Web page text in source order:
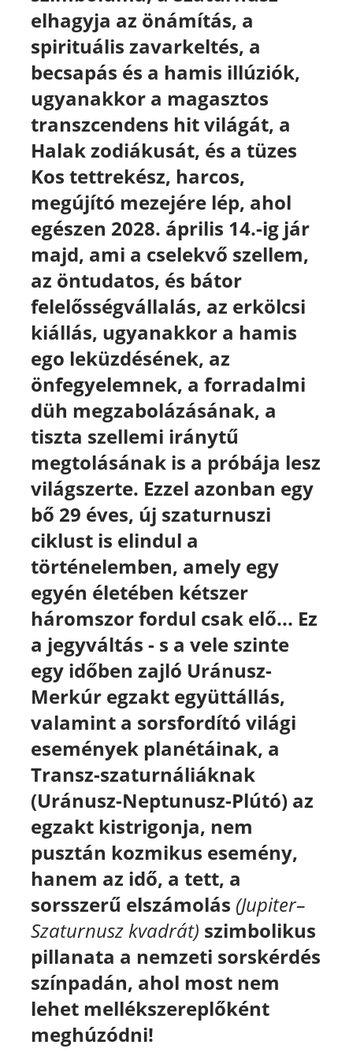
elhagyja az önámítás, a
spirituális zavarkeltés, a
becsapás és a hamis illúziók,
ugyanakkor a magasztos
transzcendens hit világát, a
Halak zodiákusát, és a tüzes
Kos tettrekész, harcos,
megújító mezejére lép, ahol
egészen 2028. április 14.-ig jár
majd, ami a cselekvő szellem,
az öntudatos, és bátor
felelősségvállalás, az erkölcsi
kiállás, ugyanakkor a hamis
ego leküzdésének, az
önfegyelemnek, a forradalmi
düh megzabolázásának, a
tiszta szellemi iránytű
megtolásának is a próbája lesz
világszerte. Ezzel azonban egy
bő 29 éves, új szaturnuszi
ciklust is elindul a
történelemben, amely egy
egyén életében kétszer
háromszor fordul csak elő... Ez
a jegyváltás - s a vele szinte
egy időben zajló Uránusz-
Merkúr egzakt együttállás,
valamint a sorsfordító világi
események planétáinak, a
Transz-szaturnáliáknak
(Uránusz-Neptunusz-Plútó) az
egzakt kistrigonja, nem
pusztán kozmikus esemény,
hanem az idő, a tett, a
sorsszerű elszámolás (Jupiter–
Szaturnusz kvadrát) szimbolikus
pillanata a nemzeti sorskérdés
színpadán, ahol most nem
lehet mellékszereplőként
meghúzódni!